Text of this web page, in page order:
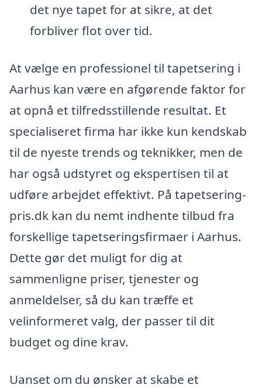
det nye tapet for at sikre, at det
forbliver flot over tid.
At vælge en professionel til tapetsering i
Aarhus kan være en afgørende faktor for
at opnå et tilfredsstillende resultat. Et
specialiseret firma har ikke kun kendskab
til de nyeste trends og teknikker, men de
har også udstyret og ekspertisen til at
udføre arbejdet effektivt. På tapetsering-
pris.dk kan du nemt indhente tilbud fra
forskellige tapetseringsfirmaer i Aarhus.
Dette gør det muligt for dig at
sammenligne priser, tjenester og
anmeldelser, så du kan træffe et
velinformeret valg, der passer til dit
budget og dine krav.
Uanset om du ønsker at skabe et